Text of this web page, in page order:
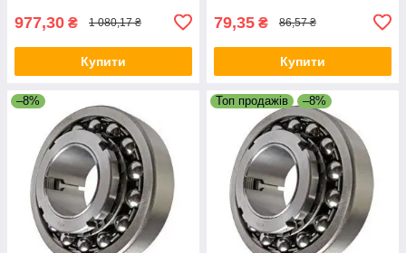
977,30 ₴ 1 080,17 ₴
Купити
79,35 ₴ 86,57 ₴
Купити
–8% Топ продажів –8%